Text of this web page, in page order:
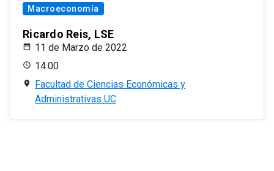
Macroeconomía
Ricardo Reis, LSE
11 de Marzo de 2022
14:00
Facultad de Ciencias Económicas y
Administrativas UC